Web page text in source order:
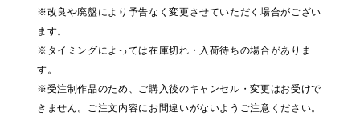
※改良や廃盤により予告なく変更させていただく場合がござい
ます。
※タイミングによっては在庫切れ・入荷待ちの場合がありま
す。
※受注制作品のため、ご購入後のキャンセル・変更はお受けで
きません。ご注文内容にお間違いがないようご注意ください。